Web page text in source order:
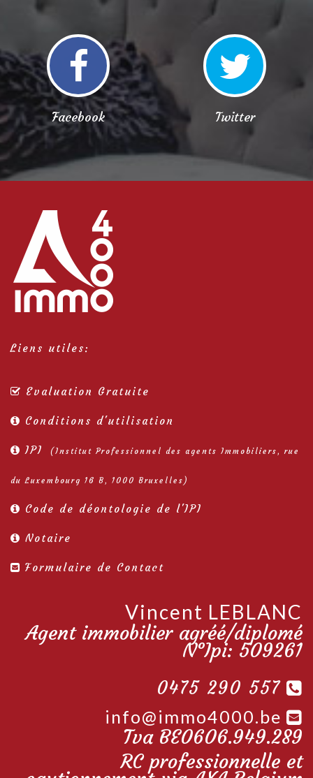
Facebook Twitter
Liens utiles:
Evaluation Gratuite
Conditions d'utilisation
IPI (Institut Professionnel des agents Immobiliers, rue
du Luxembourg 16 B, 1000 Bruxelles)
Code de déontologie de l'IPI
Notaire
Formulaire de Contact
Vincent LEBLANC
Agent immobilier agréé/diplomé
N°Ipi: 509261
0475 290 557
info@immo4000.be
Tva BE0606.949.289
RC professionnelle et